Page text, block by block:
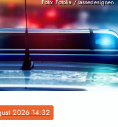
Foto: Fotolia / lassedesignen
2026 14:32